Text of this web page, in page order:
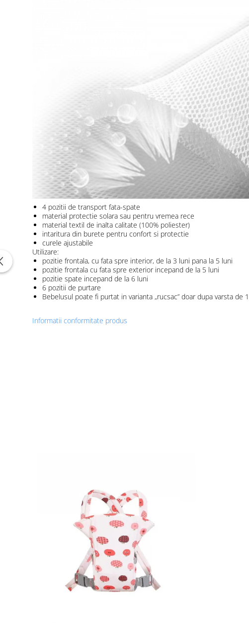
4 pozitii de transport fata-spate
material protectie solara sau pentru vremea rece
material textil de inalta calitate (100% poliester)
intaritura din burete pentru confort si protectie
curele ajustabile
Utilizare:
pozitie frontala, cu fata spre interior, de la 3 luni pana la 5 luni
pozitie frontala cu fata spre exterior incepand de la 5 luni
pozitie spate incepand de la 6 luni
6 pozitii de purtare
Bebelusul poate fi purtat in varianta „rucsac” doar dupa varsta de
Informatii conformitate produs